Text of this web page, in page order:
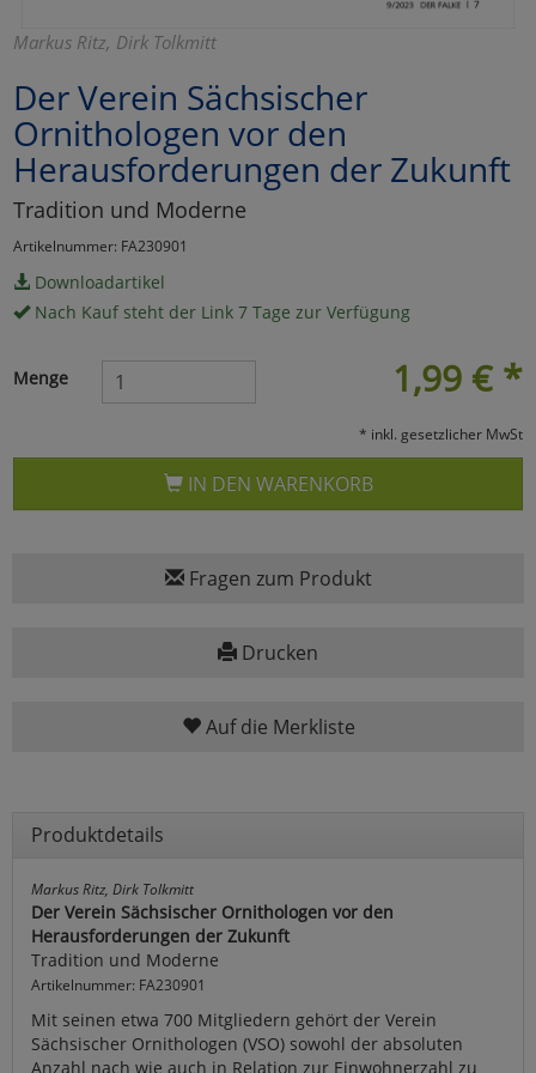
Markus Ritz, Dirk Tolkmitt
Der Verein Sächsischer
Ornithologen vor den
Herausforderungen der Zukunft
Tradition und Moderne
Artikelnummer: FA230901
Downloadartikel
Nach Kauf steht der Link 7 Tage zur Verfügung
1,99 € *
Menge
* inkl. gesetzlicher MwSt
IN DEN WARENKORB
Fragen zum Produkt
Drucken
Auf die Merkliste
Produktdetails
Markus Ritz, Dirk Tolkmitt
Der Verein Sächsischer Ornithologen vor den
Herausforderungen der Zukunft
Tradition und Moderne
Artikelnummer: FA230901
Mit seinen etwa 700 Mitgliedern gehört der Verein
Sächsischer Ornithologen (VSO) sowohl der absoluten
Anzahl nach wie auch in Relation zur Einwohnerzahl zu
Marketing
Umfragetools
Cookies
Alle Akzeptieren
Cookies
Einstellungen speichern
zurück zu Haupptseite